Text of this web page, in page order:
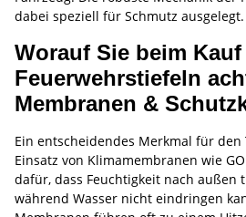
dabei speziell für Schmutz ausgelegt.
Worauf Sie beim
Feuerwehrstiefeln
Membranen &
Ein entscheidendes Merkmal für
Einsatz von Klimamembranen wie
dafür, dass Feuchtigkeit nach außen
während Wasser nicht eindringen